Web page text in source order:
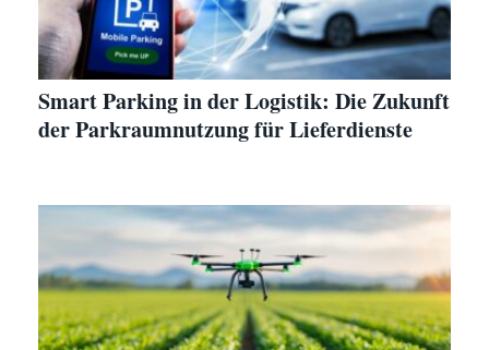
Smart Parking in der Logistik: Die Zukunft
der Parkraumnutzung für Lieferdienste